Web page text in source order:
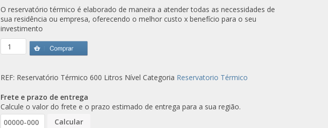
O reservatório térmico é elaborado de maneira a atender todas as necessidades de
sua residência ou empresa, oferecendo o melhor custo x benefício para o seu
investimento
REF: Reservatório Térmico 600 Litros Nível Categoria Reservatorio Térmico
Frete e prazo de entrega
Calcule o valor do frete e o prazo estimado de entrega para a sua região.
Calcular